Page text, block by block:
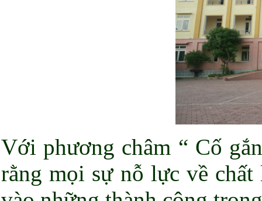
Với phương châm “ Cố
rằng mọi sự nỗ lực về